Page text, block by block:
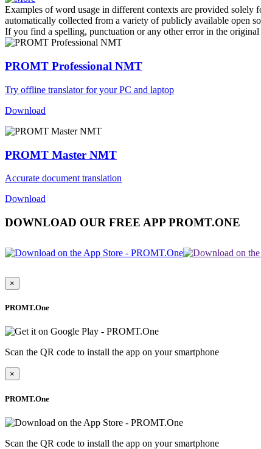
Examples of word usage in different contexts are provided solely
automatically collected from a variety of publicly available open
If you find a spelling, punctuation or any other error in the
PROMT Professional NMT
Try offline translator for your PC and laptop
Download
PROMT Master NMT
Accurate document translation
Download
DOWNLOAD OUR FREE APP PROMT.ONE
×
PROMT.One
Scan the QR code to install the app on your smartphone
×
PROMT.One
Scan the QR code to install the app on your smartphone